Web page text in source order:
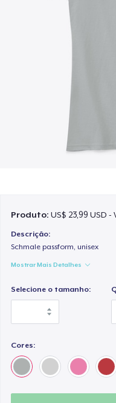
Produto:US$ 23,99 USD
Descrição:
Schmale passform, unisex
Mostrar Mais Detalhes
Selecione o tamanho:
Cores: